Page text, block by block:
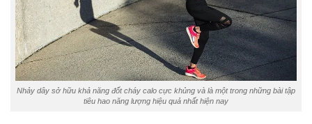
Nhảy dây sở hữu khả năng đốt cháy calo cực khủng và là một trong những bài tập
tiêu hao năng lượng hiệu quả nhất hiện nay